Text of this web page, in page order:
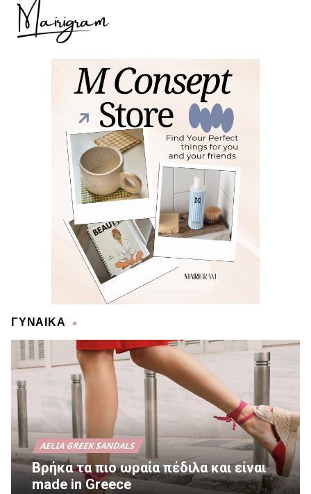
ΓΥΝΑΙΚΑ
AELIA GREEK SANDALS
Βρήκα τα πιο ωραία πέδιλα και είναι
made in Greece